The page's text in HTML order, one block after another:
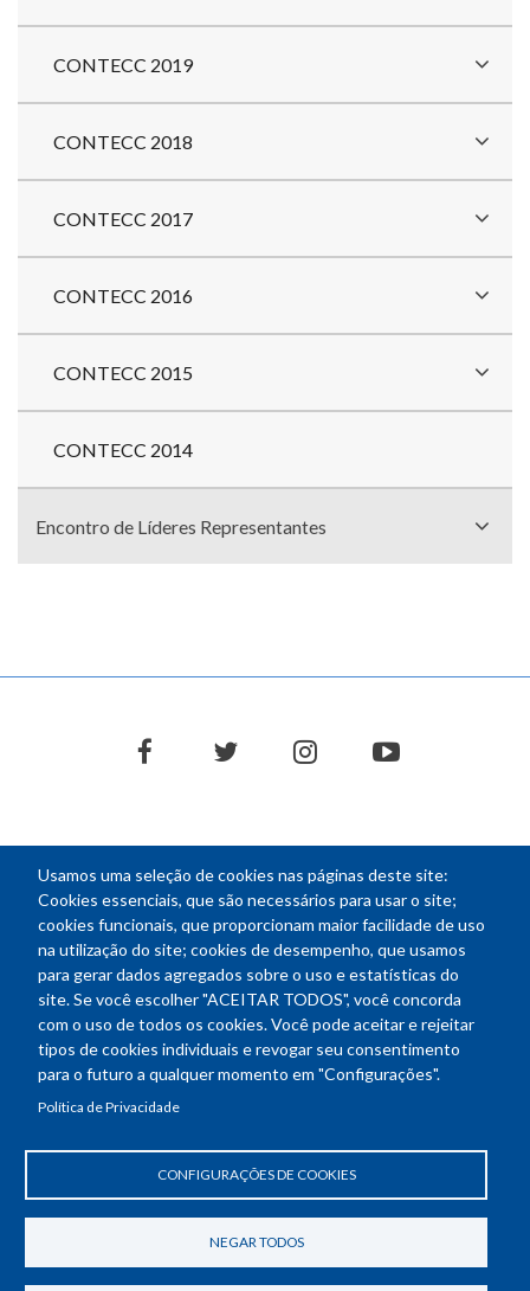
Usamos uma seleção de cookies nas páginas deste site:
Cookies essenciais, que são necessários para usar o site;
cookies funcionais, que proporcionam maior facilidade de uso
na utilização do site; cookies de desempenho, que usamos
para gerar dados agregados sobre o uso e estatísticas do
site. Se você escolher "ACEITAR TODOS", você concorda
com o uso de todos os cookies. Você pode aceitar e rejeitar
tipos de cookies individuais e revogar seu consentimento
para o futuro a qualquer momento em "Configurações".
Política de Privacidade
CONFIGURAÇÕES DE COOKIES
NEGAR TODOS
CONTECC 2019
CONTECC 2018
CONTECC 2017
CONTECC 2016
CONTECC 2015
CONTECC 2014
Encontro de Líderes Representantes
facebooktwitter instagramyoutube
NEWSLETTER
Endereço: SEPN 508, Bloco A
70740-541 - Brasília-DF
Horário de funcionamento: das 8h30 às 18h30
Política de Privacidade
Revogar consentimento de cookies